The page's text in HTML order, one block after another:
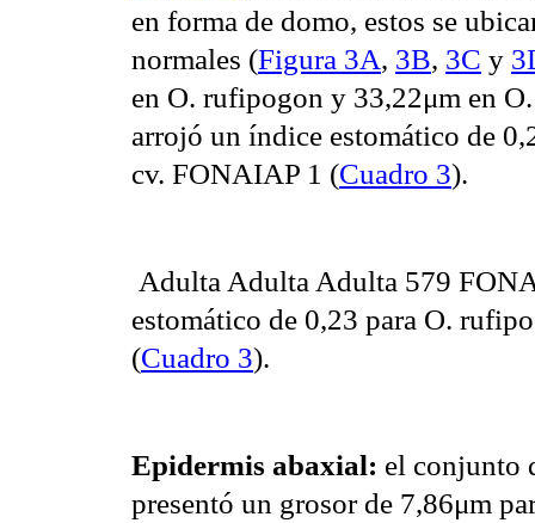
en forma de domo, estos se
normales (Figura 3A, 3B, 3C y
en O. rufipogon y 33,22μm en
arrojó un índice estomático de
cv. FONAIAP 1 (Cuadro 3).
Adulta Adulta Adulta 579
estomático de 0,23 para O.
(Cuadro 3).
Epidermis abaxial: el conjunto
presentó un grosor de 7,86μm